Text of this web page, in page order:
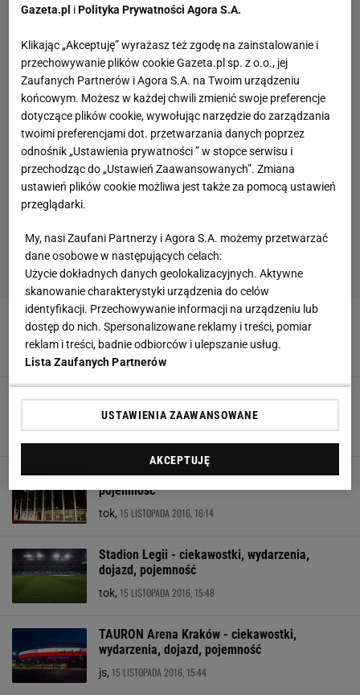
INEA Stadion. Stadion Lecha - ciekawostki,
wydarzenia, dojazd, pojemność
15 LISTOPADA 2016, 16:43
Arena Lublin - ciekawostki, wydarzenia, dojazd,
pojemność
js,15 LISTOPADA 2016, 16:17
Hala Torwar - ciekawostki, wydarzenia, dojazd,
pojemność
tok, 15 LISTOPADA 2016, 16:14
Stadion Legii - ciekawostki, wydarzenia,
dojazd, pojemność
tok, 15 LISTOPADA 2016, 15:48
TAURON Arena Kraków - ciekawostki,
wydarzenia, dojazd, pojemność
js, 15 LISTOPADA 2016, 15:44
Gazeta.pl iPolityka Prywatności Agora S.A.
Klikając „Akceptuję” wyrażasz też zgodę na zainstalowanie i
przechowywanie plików cookie Gazeta.pl sp. z o.o., jej
Zaufanych Partnerów i Agora S.A. na Twoim urządzeniu
końcowym. Możesz w każdej chwili zmienić swoje preferencje
dotyczące plików cookie, wywołując narzędzie do zarządzania
twoimi preferencjami dot. przetwarzania danych poprzez
odnośnik „Ustawienia prywatności ” w stopce serwisu i
przechodząc do „Ustawień Zaawansowanych”. Zmiana
ustawień plików cookie możliwa jest także za pomocą ustawień
przeglądarki.
My, nasi Zaufani Partnerzy i Agora S.A. możemy przetwarzać
dane osobowe w następujących celach:
Użycie dokładnych danych geolokalizacyjnych. Aktywne
skanowanie charakterystyki urządzenia do celów
identyfikacji. Przechowywanie informacji na urządzeniu lub
dostęp do nich. Spersonalizowane reklamy i treści, pomiar
reklam i treści, badnie odbiorców i ulepszanie usług.
Lista Zaufanych Partnerów
USTAWIENIA ZAAWANSOWANE
AKCEPTUJĘ